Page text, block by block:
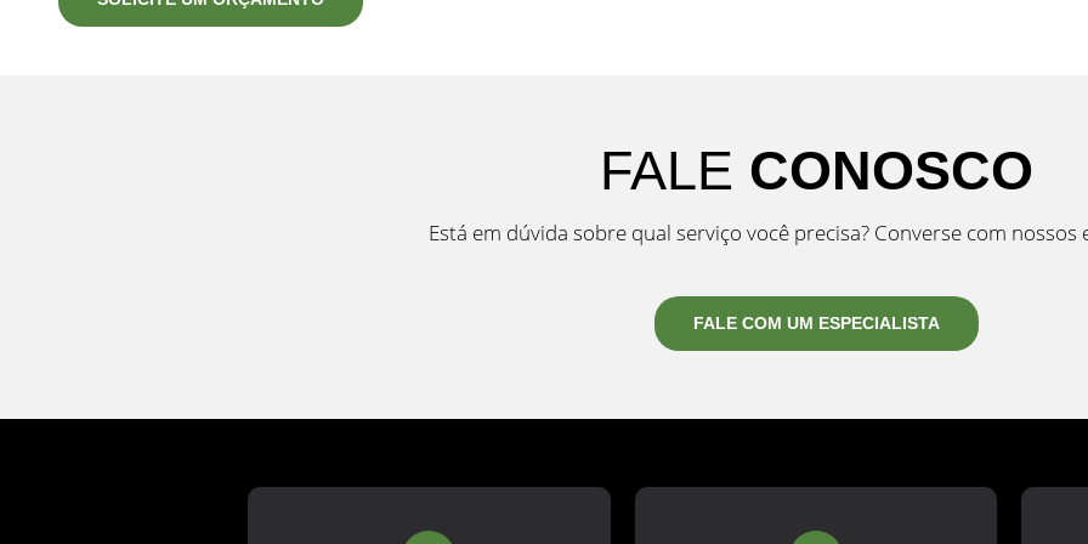
FALE CONOSCO
Está em dúvida sobre qual serviço você precisa? Converse com nossos
FALE COM UM ESPECIALISTA